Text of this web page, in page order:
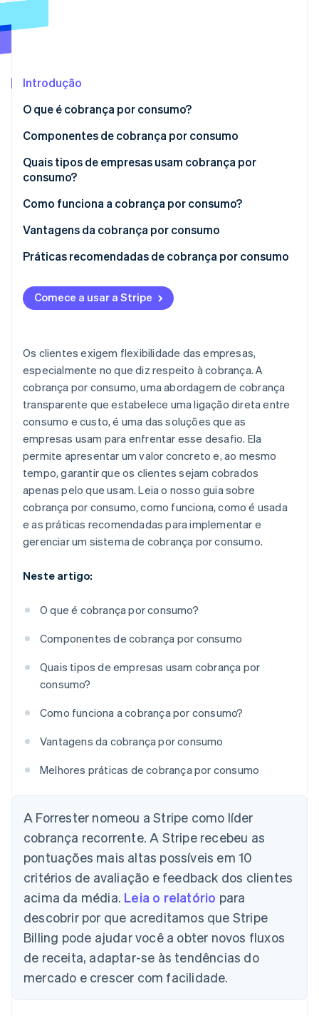
Radar
Incorporação de startups
Remoção de carbono
Identity
Stripe Sessions 2026
Assista agora
Introdução
O que é cobrança por consumo?
Componentes de cobrança por consumo
Quais tipos de empresas usam cobrança por
consumo?
Como funciona a cobrança por consumo?
Vantagens da cobrança por consumo
Práticas recomendadas de cobrança por consumo
Comece a usar a Stripe
Os clientes exigem flexibilidade das empresas,
especialmente no que diz respeito à cobrança. A
cobrança por consumo, uma abordagem de cobrança
transparente que estabelece uma ligação direta entre
consumo e custo, é uma das soluções que as
empresas usam para enfrentar esse desafio. Ela
permite apresentar um valor concreto e, ao mesmo
tempo, garantir que os clientes sejam cobrados
apenas pelo que usam. Leia o nosso guia sobre
cobrança por consumo, como funciona, como é usada
e as práticas recomendadas para implementar e
gerenciar um sistema de cobrança por consumo.
Neste artigo:
O que é cobrança por consumo?
Componentes de cobrança por consumo
Quais tipos de empresas usam cobrança por
consumo?
Como funciona a cobrança por consumo?
Vantagens da cobrança por consumo
Melhores práticas de cobrança por consumo
A Forrester nomeou a Stripe como líder
cobrança recorrente. A Stripe recebeu as
pontuações mais altas possíveis em 10
critérios de avaliação e feedback dos clientes
acima da média. Leia o relatório para
descobrir por que acreditamos que Stripe
Billing pode ajudar você a obter novos fluxos
de receita, adaptar-se às tendências do
mercado e crescer com facilidade.